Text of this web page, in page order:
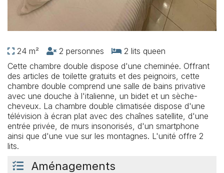
24 m² 2 personnes
2 lits queen
Cette chambre double dispose d'une cheminée. Offrant
des articles de toilette gratuits et des peignoirs, cette
chambre double comprend une salle de bains privative
avec une douche à l'italienne, un bidet et un sèche-
cheveux. La chambre double climatisée dispose d'une
télévision à écran plat avec des chaînes satellite, d'une
entrée privée, de murs insonorisés, d'un smartphone
ainsi que d'une vue sur les montagnes. L'unité offre 2
lits.
Aménagements